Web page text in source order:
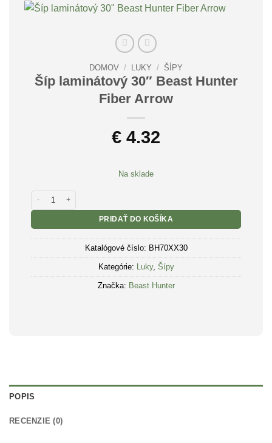
DOMOV / LUKY / ŠÍPY
Šíp laminátový 30″ Beast Hunter
Fiber Arrow
€ 4.32
Na sklade
množstvo Šíp laminátový 30" Beast Hunter Fiber Arrow
PRIDAŤ DO KOŠÍKA
Katalógové číslo: BH70XX30
Kategórie: Luky, Šípy
Značka: Beast Hunter
POPIS
RECENZIE (0)